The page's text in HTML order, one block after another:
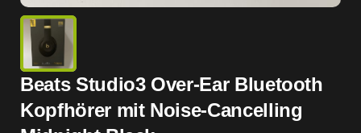
Beats Studio3 Over-Ear Bluetooth
Kopfhörer mit Noise-Cancelling